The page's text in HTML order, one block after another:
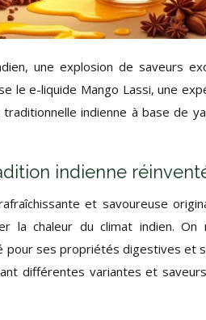
une explosion de saveurs
le e-liquide Mango Lassi, une
indienne à base de
indienne
et savoureuse
la chaleur du climat indien.
pour ses propriétés digestives et
différentes variantes et